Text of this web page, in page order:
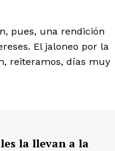
pues, una rendición
El jaloneo por la
reiteramos, días muy
la llevan a la